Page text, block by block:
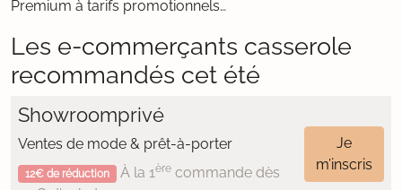
Premium à tarifs promotionnels…
Les e-commerçants casserole
recommandés cet été
Showroomprivé
Ventes de mode & prêt-à-porter
12€ de réduction À la 1èrecommande dès
Je
m’inscris